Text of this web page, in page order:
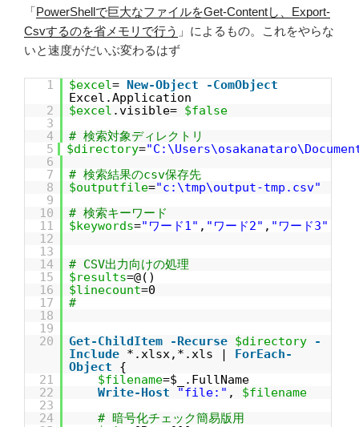
「PowerShellで巨大なファイルをGet-Contentし、Export-
Csvするのを省メモリで行う 」によるもの。これをやらな
いと速度がだいぶ変わるはず
1 $excel= New-Object
-ComObject
Excel.Application
2
$excel .visible= $false
3
4
# 検索対象ディレクトリ
5
$directory=
6
7
# 検索結果のcsv保存先
8
$outputfile="c:\tmp\output-tmp.csv"
9
10
# 検索キーワード
11
$keywords="ワード1" , "ワード2" , "ワード3"
12
13
14
# CSV出力向けの処理
15
$results=@()
16
$linecount=0
17
#
18
19
20
Get-ChildItem -Recurse $directory
-
Include *.xlsx,*.xls | ForEach-
Object
{
21
$filename=$_.FullName
22
Write-Host "file:" , $filename
23
24
# 暗号化チェック簡易版用